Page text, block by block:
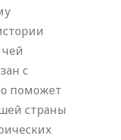
с
поможет
страны